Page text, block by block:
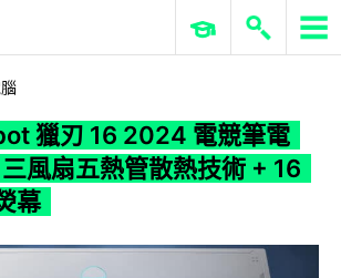
ERP 與商業 AI
獵刃 16 2024 電競筆電
風扇五熱管散熱技術 + 16
幕